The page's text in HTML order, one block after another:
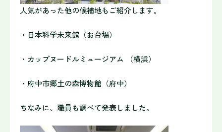
人気があった他の候補地もご紹介します。
・日本科学未来館（お台場）
・カップヌードルミュージアム （横浜）
・府中市郷土の森博物館（府中）
ちなみに、職員も調べて発表しました。